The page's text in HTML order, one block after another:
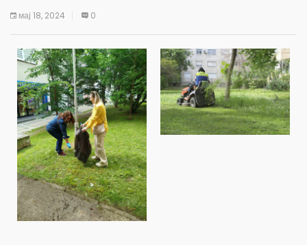
мај 18, 2024 0